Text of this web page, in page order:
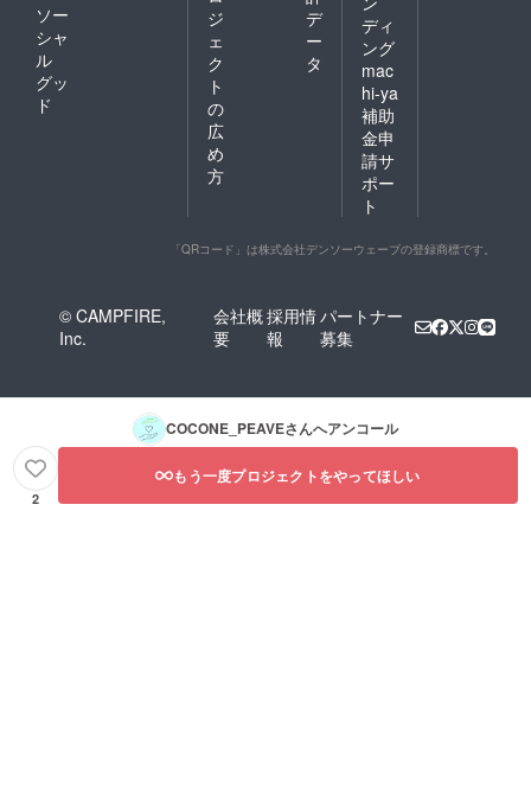
ソー
シャ
ル
グッ
ド
ジ
ェ
ク
ト
の
広
め
方
デ
ー
タ
ディ
ング
mac
hi-ya
補助
金申
請サ
ポー
ト
「QRコード」は株式会社デンソーウェーブの登録商標です。
© CAMPFIRE,
Inc.
会社概
要
採用情
報
パートナー
募集
COCONE_PEAVEさんへアンコール
2
もう一度プロジェクトをやってほしい